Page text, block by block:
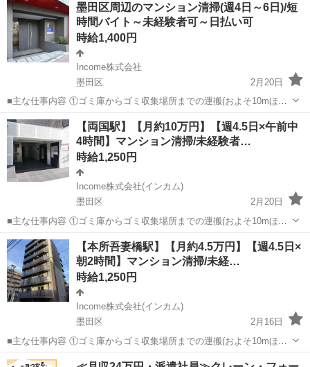
墨田区周辺のマンション清掃(週4日～6日)/短
時間バイト～未経験者可～日払い可
時給1,400円
Income株式会社
墨田区
2月20日
■主な仕事内容 ①ゴミ庫からゴミ収集場所までの運搬(およそ10mほど
を１日約10個ほど) ②エントランス・エレベーター・廊下・非常階段・
駐車駐輪場などの共用部分と外構の清掃（時間内で可能な範囲） ③清
掃結果の報告（指定...
東京 墨田区 その他 時給
【両国駅】【月約10万円】【週4.5日×午前中
4時間】マンション清掃/未経験者…
時給1,250円
Income株式会社(インカム)
墨田区
2月20日
■主な仕事内容 ①ゴミ庫からゴミ収集場所までの運搬(およそ10mほど
を１日約10個ほど) ②エントランス・エレベーター・廊下・非常階段・
駐車駐輪場などの共用部分と外構の清掃（時間内で可能な範囲） ③清
掃結果の報告（指定...
東京 墨田区 その他 時給
【本所吾妻橋駅】【月約4.5万円】【週4.5日×
朝2時間】マンション清掃/未経…
時給1,250円
Income株式会社(インカム)
墨田区
2月16日
■主な仕事内容 ①ゴミ庫からゴミ収集場所までの運搬(およそ10mほど
を１日約10個ほど) ②エントランス・エレベーター・廊下・非常階段・
東京 墨田区 その他 時給